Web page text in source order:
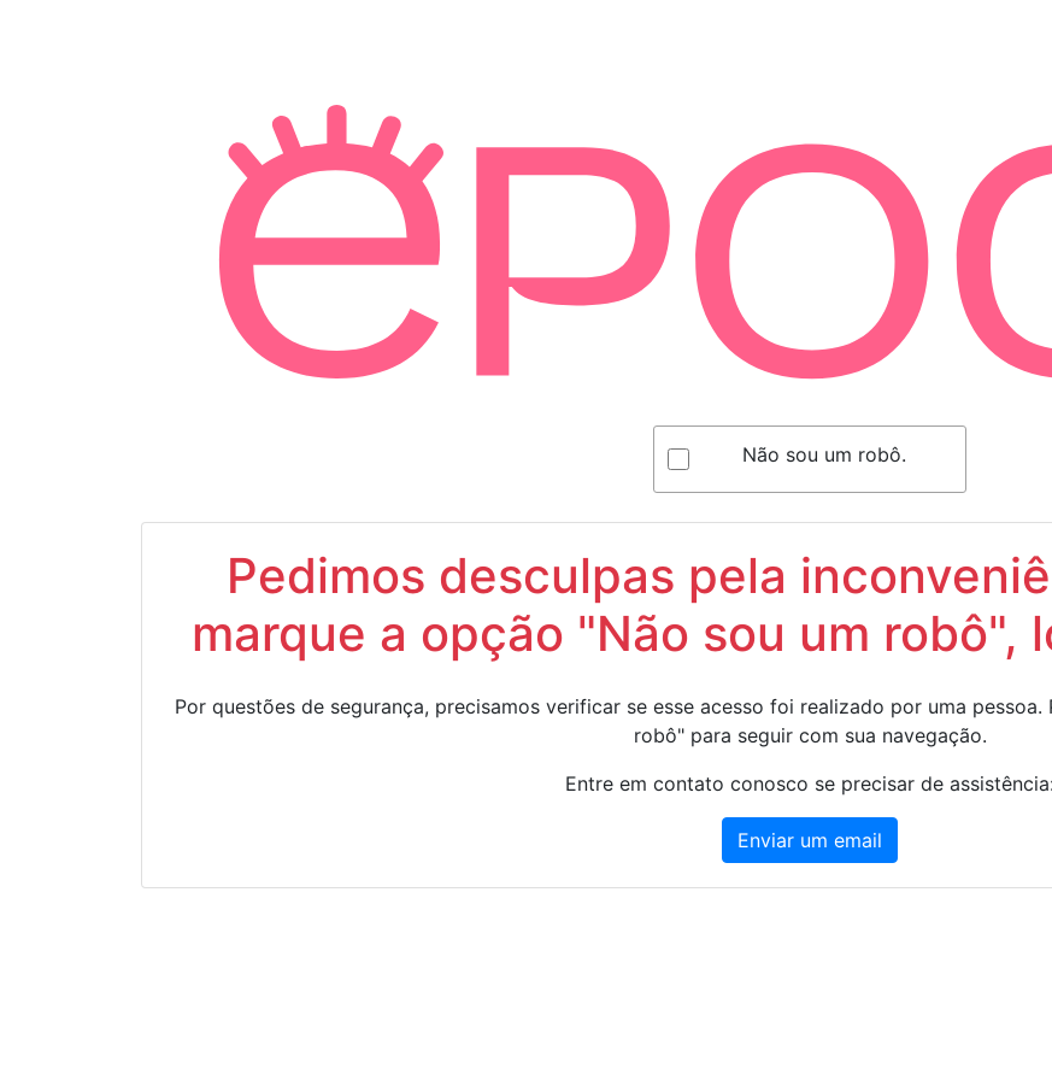
Não sou um robô.
Pedimos desculpas pela
marque a opção "Não sou um robô",
Por questões de segurança, precisamos verificar se esse acesso foi realizado por uma
robô" para seguir com sua navegação.
Entre em contato conosco se precisar de
Enviar um email